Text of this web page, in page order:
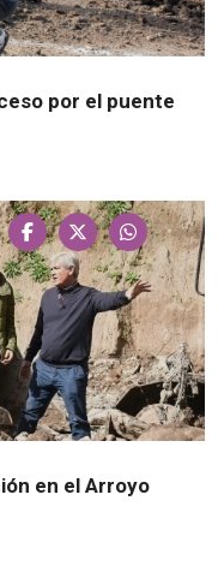
por el puente
en el Arroyo